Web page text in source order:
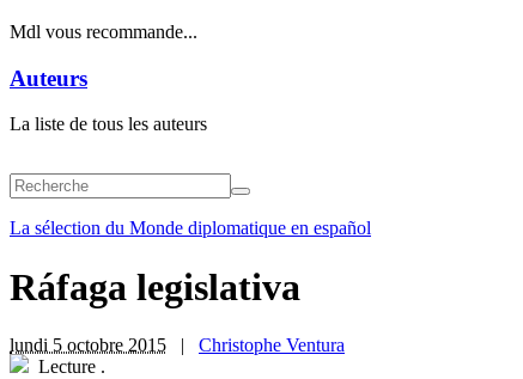
Mdl vous recommande...
Auteurs
La liste de tous les auteurs
La sélection du Monde diplomatique en español
Ráfaga legislativa
lundi 5 octobre 2015 | Christophe Ventura
Lecture .